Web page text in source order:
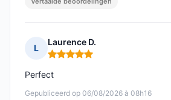
L
Laurence D.
Opmerking: 5 van 5
Gepubliceerd op 06/08/2026 à 08h16
Perfect